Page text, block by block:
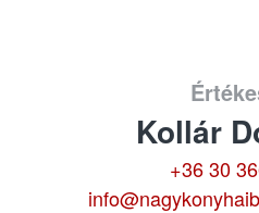
Kollár
+36 30